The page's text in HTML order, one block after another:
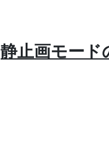
静止画モード